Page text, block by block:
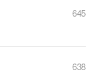
645
638